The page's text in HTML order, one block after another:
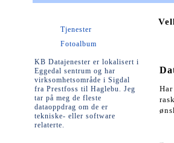
Tjenester
Fotoalbum
KB Datajenester er lokalisert i
Eggedal sentrum og har
virksomhetsområde i Sigdal
fra Prestfoss til Haglebu. Jeg
tar på meg de fleste
dataoppdrag om de er
tekniske- eller software
relaterte.